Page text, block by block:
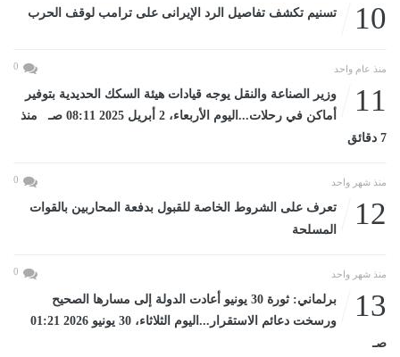
10 تسنيم تكشف تفاصيل الرد الإيرانى على ترامب لوقف الحرب
منذ عام واحد 0
11
وزير الصناعة والنقل يوجه قيادات هيئة السكك الحديدية بتوفير
أماكن في رحلات...اليوم الأربعاء، 2 أبريل 2025 08:11 صـ منذ
7 دقائق
منذ شهر واحد 0
12
تعرف على الشروط الخاصة للقبول بدفعة المحاربين بالقوات
المسلحة
منذ شهر واحد 0
13
برلماني: ثورة 30 يونيو أعادت الدولة إلى مسارها الصحيح
ورسخت دعائم الاستقرار...اليوم الثلاثاء، 30 يونيو 2026 01:21
صـ